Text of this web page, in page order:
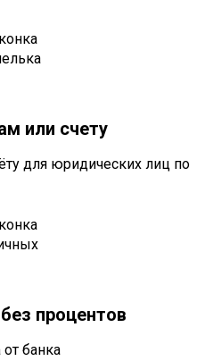
или счету
для юридических лиц по
процентов
банка